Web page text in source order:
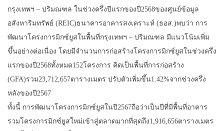
กรุงเทพฯ – ปริมณฑล ในช่วงครึ่งปีแรกของปี2568ของศูนย์ข้อมูล
อสังหาริมทรัพย์ (REIC)ธนาคารอาคารสงเคราะห์ (ธอส.)พบว่า การ
พัฒนาโครงการมิกซ์ยูสในพื้นที่กรุงเทพฯ – ปริมณฑล มีแนวโน้มเพิ่ม
ขึ้นอย่างต่อเนื่อง โดยมีจำนวนการก่อสร้างโครงการมิกซ์ยูสในช่วงครึ่ง
แรกของปี2568ทั้งหมด152โครงการ คิดเป็นพื้นที่การก่อสร้าง
(GFA)รวม23,712,657ตารางเมตร ปรับตัวเพิ่มขึ้น1.42%จากช่วงครึ่ง
หลังของปี2567
ทั้งนี้ การพัฒนาโครงการมิกซ์ยูสในปี2567ถือว่าเป็นปีที่มีพื้นที่อาคาร
รวมโครงการมิกซ์ยูสใหม่เข้าสู่ตลาดมากที่สุดถึง1,916,656ตารางเมตร